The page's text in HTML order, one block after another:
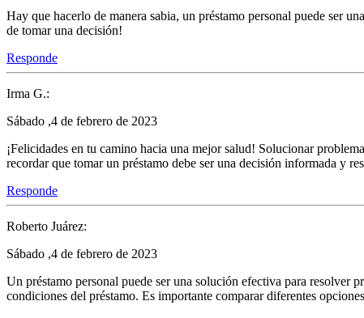
Hay que hacerlo de manera sabia, un préstamo personal puede ser
de tomar una decisión!
Responde
Irma G.:
Sábado ,4 de febrero de 2023
¡Felicidades en tu camino hacia una mejor salud! Solucionar
recordar que tomar un préstamo debe ser una decisión informada y
Responde
Roberto Juárez:
Sábado ,4 de febrero de 2023
Un préstamo personal puede ser una solución efectiva para resolver
condiciones del préstamo. Es importante comparar diferentes